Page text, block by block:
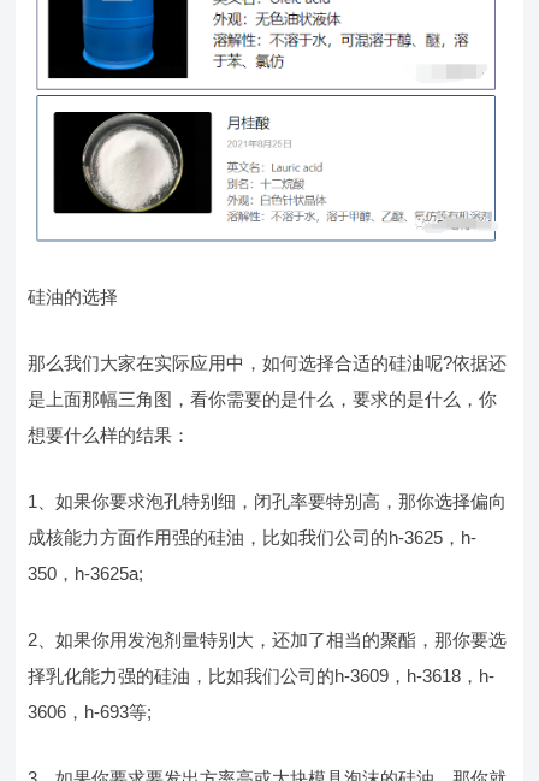
硅油的选择
那么我们大家在实际应用中，如何选择合适的硅油呢?依据还
是上面那幅三角图，看你需要的是什么，要求的是什么，你
想要什么样的结果：
1、如果你要求泡孔特别细，闭孔率要特别高，那你选择偏向
成核能力方面作用强的硅油，比如我们公司的h-3625，h-
350，h-3625a;
2、如果你用发泡剂量特别大，还加了相当的聚酯，那你要选
择乳化能力强的硅油，比如我们公司的h-3609，h-3618，h-
3606，h-693等;